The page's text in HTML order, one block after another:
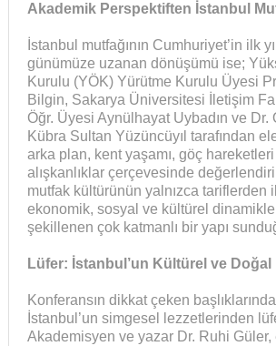
Akademik Perspektiften İstanbul
İstanbul mutfağının Cumhuriyet’in ilk
günümüze uzanan dönüşümü ise;
Kurulu (YÖK) Yürütme Kurulu Üyesi
Bilgin, Sakarya Üniversitesi İletişim
Öğr. Üyesi Aynülhayat Uybadın ve Dr.
Kübra Sultan Yüzüncüyıl tarafından
arka plan, kent yaşamı, göç
alışkanlıklar çerçevesinde
mutfak kültürünün yalnızca tariflerden
ekonomik, sosyal ve kültürel
şekillenen çok katmanlı bir yapı
Lüfer: İstanbul’un Kültürel ve Doğal
Konferansın dikkat çeken
İstanbul’un simgesel lezzetlerinden
Akademisyen ve yazar Dr. Ruhi Güler,